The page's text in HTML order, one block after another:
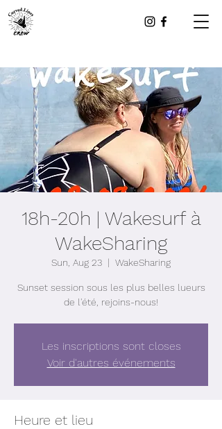
18h-20h | Wakesurf à
WakeSharing
Sun, Aug 23
  |
WakeSharing
Sunset session sous les plus belles lueurs
de l'été, rejoins-nous!
Les inscriptions sont closes
Voir d'autres événements
Heure et lieu